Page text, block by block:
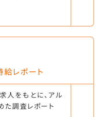
給レポート
人をもとに、アル
た調査レポート